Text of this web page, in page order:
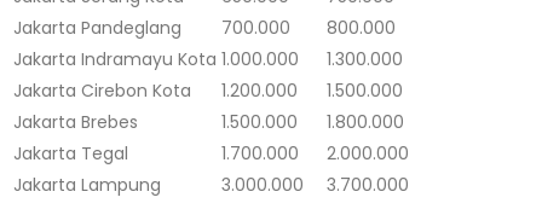
Jakarta Pandeglang 700.000
800.000
Jakarta Indramayu Kota 1.000.000
1.300.000
Jakarta Cirebon Kota 1.200.000
1.500.000
Jakarta Brebes 1.500.000
1.800.000
Jakarta Tegal 1.700.000
2.000.000
Jakarta Lampung 3.000.000 3.700.000